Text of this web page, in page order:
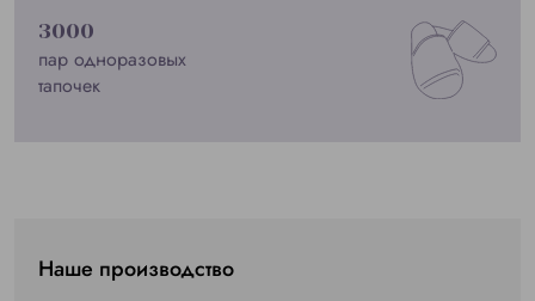
3000
пар одноразовых
тапочек
Наше производство